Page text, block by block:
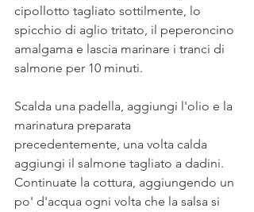
cipollotto tagliato sottilmente, lo
spicchio di aglio tritato, il peperoncino
amalgama e lascia marinare i tranci di
salmone per 10 minuti.
Scalda una padella, aggiungi l'olio e la
marinatura preparata
precedentemente, una volta calda
aggiungi il salmone tagliato a dadini.
Continuate la cottura, aggiungendo un
po' d'acqua ogni volta che la salsa si